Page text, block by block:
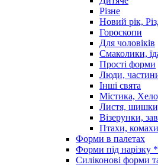
Різне
Новий рік,
Гороскопи
Для чоловіків
Смаколики,
Прості форми
Люди,
Інші свята
Містика,
Листя,
Візерунки,
Птахи,
Форми в палетах
Форми під нарізку *
Силіконові форми